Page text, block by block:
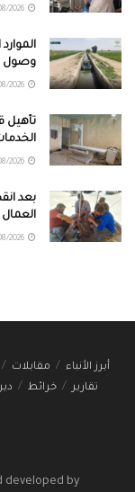
وصول
تأهيل
العمال
أبرز الأنباء مقابلات
تقارير
خرائط
developed by